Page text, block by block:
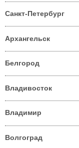
Санкт-Петербург
Архангельск
Белгород
Владивосток
Владимир
Волгоград